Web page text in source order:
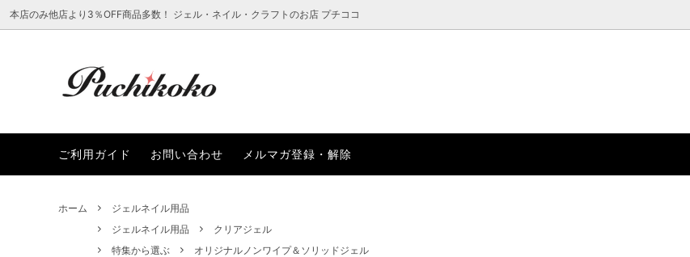
本店のみ他店より3％OFF商品多数！ ジェル・ネイル・クラフトのお店 プチココ
レジン・クラフト用品 ファッション雑貨
まつ毛エクステアイテムから選ぶ ブランドから選ぶ
ご利用ガイド お問い合わせ メルマガ登録・解除
ホーム
ジェルネイル用品
ジェルネイル用品
クリアジェル
特集から選ぶ
オリジナルノンワイプ＆ソリッドジェル